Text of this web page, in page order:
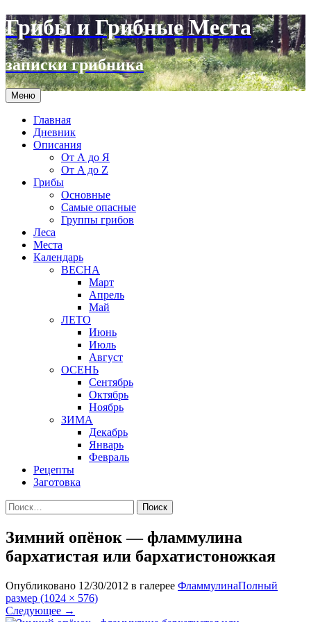
Грибы и Грибные Места
записки грибника
Меню Перейти
к
содержимому
Главная
Дневник
Описания
От А до Я
От A до Z
Грибы
Основные
Самые опасные
Группы грибов
Леса
Места
Календарь
ВЕСНА
Март
Апрель
Май
ЛЕТО
Июнь
Июль
Август
ОСЕНЬ
Сентябрь
Октябрь
Ноябрь
ЗИМА
Декабрь
Январь
Февраль
Рецепты
Заготовка
Найти:
Зимний опёнок — фламмулина
бархатистая или бархатистоножкая
Опубликовано 12/30/2012 в галерее ФламмулинаПолный
размер (1024 × 576)
Следующее →